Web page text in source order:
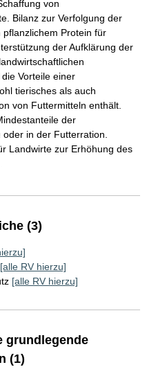
von
Bilanz zur Verfolgung der
Protein für
der Aufklärung der
Vorteile einer
tierisches als auch
von Futtermitteln enthält.
der
in der Futterration.
Landwirte zur Erhöhung des
(3)
[alle RV hierzu]
[alle RV hierzu]
grundlegende
(1)